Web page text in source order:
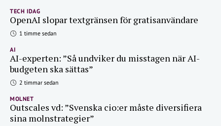
TECH IDAG
OpenAI slopar textgränsen för gratisanvändare
1 timme sedan
AI
AI-experten: ”Så undviker du misstagen när AI-
budgeten ska sättas”
2 timmar sedan
MOLNET
Outscales vd: ”Svenska cio:er måste diversifiera
sina molnstrategier”